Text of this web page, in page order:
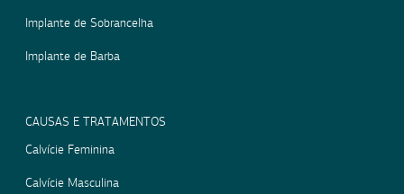
Implante de Sobrancelha
Implante de Barba
CAUSAS E TRATAMENTOS
Calvície Feminina
Calvície Masculina